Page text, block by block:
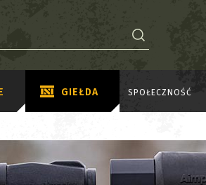
GIEŁDA SPOŁECZNOŚĆ